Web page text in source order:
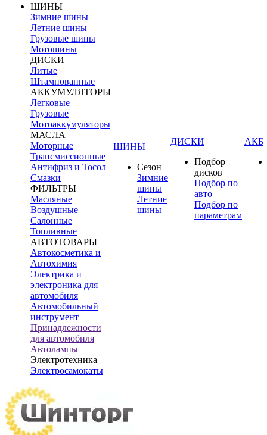
ШИНЫ
Зимние шины
Летние шины
Грузовые шины
Мотошины
ДИСКИ
Литые
Штампованные
АККУМУЛЯТОРЫ
Легковые
Грузовые
Мотоаккумуляторы
МАСЛА
Моторные
Трансмиссионные
Антифриз и Тосол
Смазки
ФИЛЬТРЫ
Масляные
Воздушные
Салонные
Топливные
АВТОТОВАРЫ
Автокосметика и
Автохимия
Электрика и
электроника для
автомобиля
Автомобильный
инструмент
Принадлежности
для автомобиля
Автолампы
Электротехника
Электросамокаты
ШИНЫ
Сезон
Зимние
шины
Летние
шины
ДИСКИ
Подбор
дисков
Подбор по
авто
Подбор по
параметрам
АКБ